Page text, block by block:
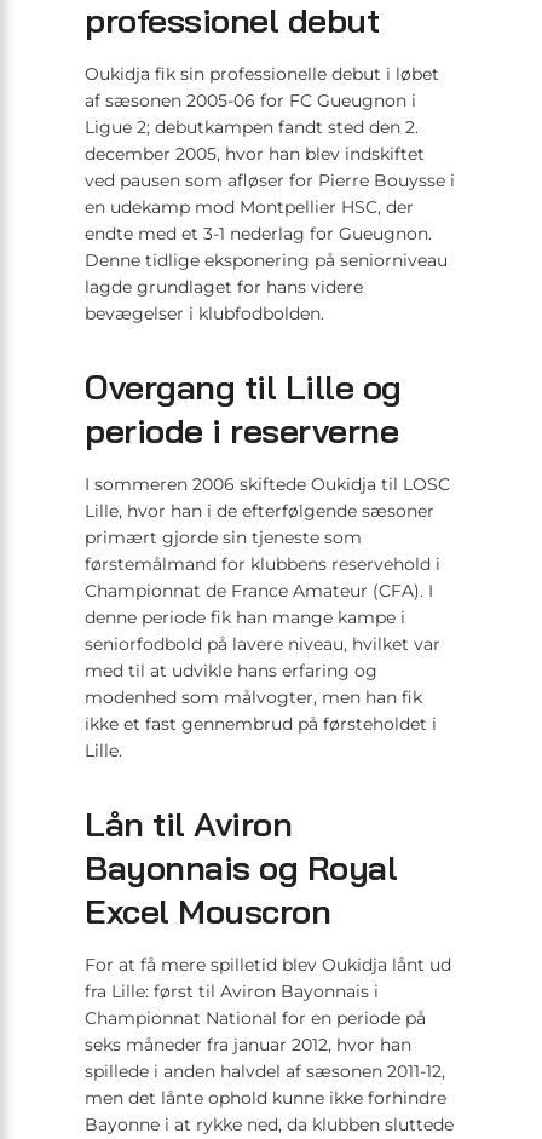
professionel debut
Oukidja fik sin professionelle debut i løbet
af sæsonen 2005-06 for FC Gueugnon i
Ligue 2; debutkampen fandt sted den 2.
december 2005, hvor han blev indskiftet
ved pausen som afløser for Pierre Bouysse i
en udekamp mod Montpellier HSC, der
endte med et 3-1 nederlag for Gueugnon.
Denne tidlige eksponering på seniorniveau
lagde grundlaget for hans videre
bevægelser i klubfodbolden.
Overgang til Lille og
periode i reserverne
I sommeren 2006 skiftede Oukidja til LOSC
Lille, hvor han i de efterfølgende sæsoner
primært gjorde sin tjeneste som
førstemålmand for klubbens reservehold i
Championnat de France Amateur (CFA). I
denne periode fik han mange kampe i
seniorfodbold på lavere niveau, hvilket var
med til at udvikle hans erfaring og
modenhed som målvogter, men han fik
ikke et fast gennembrud på førsteholdet i
Lille.
Lån til Aviron
Bayonnais og Royal
Excel Mouscron
For at få mere spilletid blev Oukidja lånt ud
fra Lille: først til Aviron Bayonnais i
Championnat National for en periode på
seks måneder fra januar 2012, hvor han
spillede i anden halvdel af sæsonen 2011-12,
men det lånte ophold kunne ikke forhindre
Bayonne i at rykke ned, da klubben sluttede